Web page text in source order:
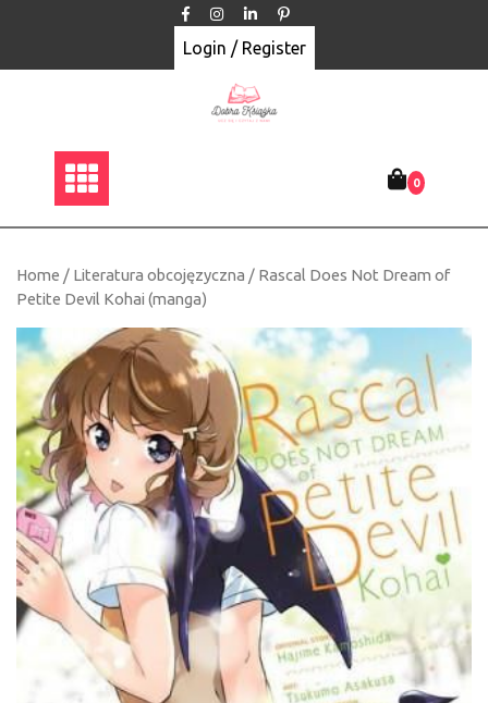
Login / Register
0
Home / Literatura obcojęzyczna / Rascal Does Not Dream of
Petite Devil Kohai (manga)